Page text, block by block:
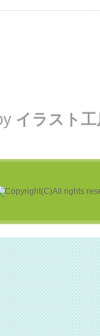
イラスト工